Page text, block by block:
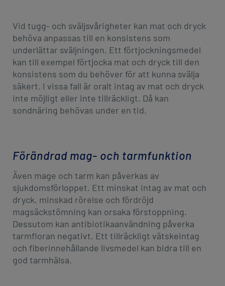
Vid tugg- och sväljsvårigheter kan mat och dryck
behöva anpassas till en konsistens som
underlättar sväljningen. Ett förtjockningsmedel
kan till exempel förtjocka mat och dryck till den
konsistens som du behöver för att kunna svälja
säkert. I vissa fall är oralt intag av mat och dryck
inte möjligt eller inte tillräckligt. Då kan
sondnäring behövas under en tid.
Förändrad mag- och tarmfunktion
Även mage och tarm kan påverkas av
sjukdomsförloppet. Ett minskat intag av mat och
dryck, minskad rörelse och fördröjd
magsäckstömning kan orsaka förstoppning.
Dessutom kan antibiotikaanvändning påverka
tarmfloran negativt. Ett tillräckligt vätskeintag
och fiberinnehållande livsmedel kan bidra till en
god tarmhälsa.